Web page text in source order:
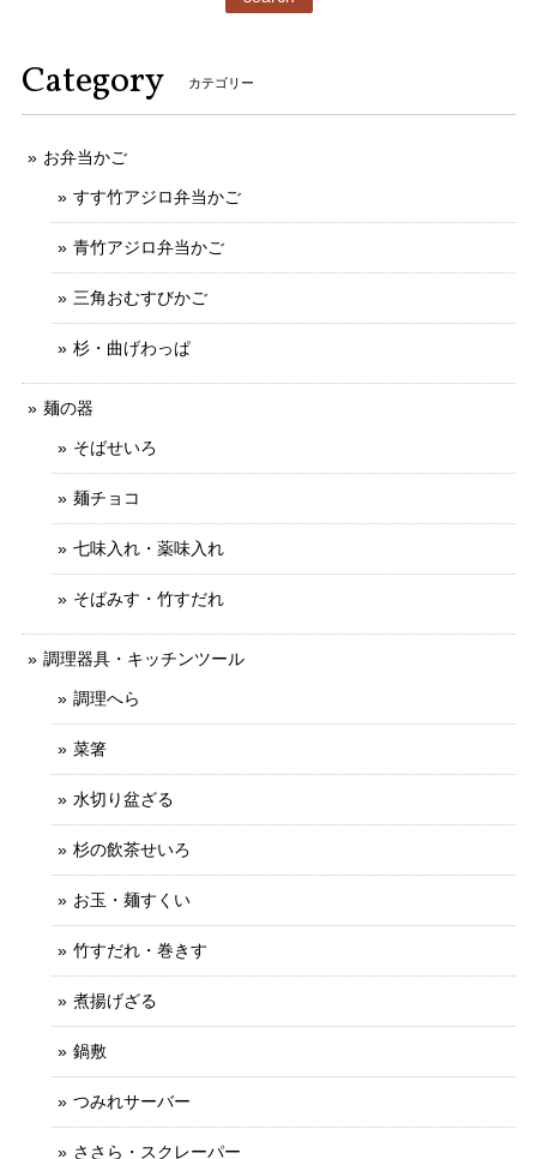
Category カテゴリー
お弁当かご
すす竹アジロ弁当かご
青竹アジロ弁当かご
三角おむすびかご
杉・曲げわっぱ
麺の器
そばせいろ
麺チョコ
七味入れ・薬味入れ
そばみす・竹すだれ
調理器具・キッチンツール
調理へら
菜箸
水切り盆ざる
杉の飲茶せいろ
お玉・麺すくい
竹すだれ・巻きす
煮揚げざる
鍋敷
つみれサーバー
ささら・スクレーパー